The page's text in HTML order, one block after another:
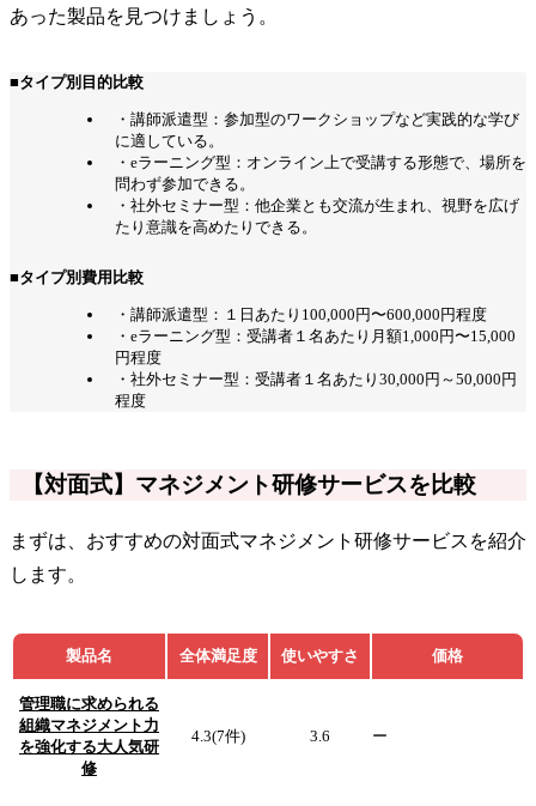
あった製品を見つけましょう。
■タイプ別目的比較
・講師派遣型：参加型のワークショップなど実践的な学び
に適している。
・eラーニング型：オンライン上で受講する形態で、場所を
問わず参加できる。
・社外セミナー型：他企業とも交流が生まれ、視野を広げ
たり意識を高めたりできる。
■タイプ別費用比較
・講師派遣型：１日あたり100,000円〜600,000円程度
・eラーニング型：受講者１名あたり月額1,000円〜15,000
円程度
・社外セミナー型：受講者１名あたり30,000円～50,000円
程度
【対面式】マネジメント研修サービスを比較
まずは、おすすめの対面式マネジメント研修サービスを紹介
します。
製品名 全体満足度 使いやすさ 価格
管理職に求められる
組織マネジメント力
を強化する大人気研
修
4.3(7件) 3.6 ー